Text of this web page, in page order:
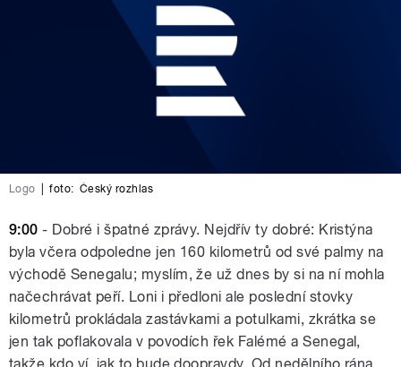
Logo foto: Český rozhlas
9:00 - Dobré i špatné zprávy. Nejdřív ty dobré: Kristýna
byla včera odpoledne jen 160 kilometrů od své palmy na
východě Senegalu; myslím, že už dnes by si na ní mohla
načechrávat peří. Loni i předloni ale poslední stovky
kilometrů prokládala zastávkami a potulkami, zkrátka se
jen tak poflakovala v povodích řek Falémé a Senegal,
takže kdo ví, jak to bude doopravdy. Od nedělního rána